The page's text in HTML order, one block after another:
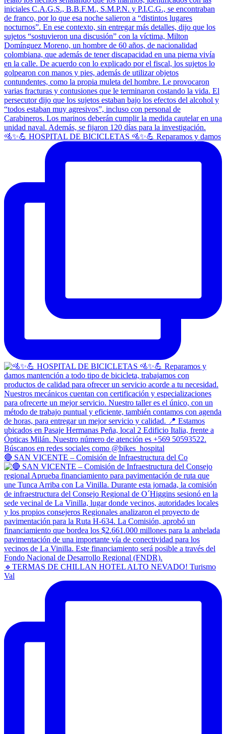
🚵✨💪 HOSPITAL DE BICICLETAS 🚵✨💪 Reparamos y damos
🔴 SAN VICENTE – Comisión de Infraestructura del Co
🔹TERMAS DE CHILLAN HOTEL ALTO NEVADO! Turismo
Val